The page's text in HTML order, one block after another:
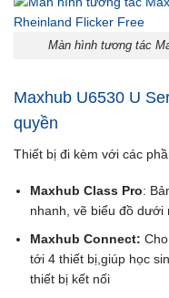
Màn hình tương tác
Maxhub U6530 U
quyền
Thiết bị đi kèm với các
Maxhub Class Pro:
nhanh, vẽ biểu đồ dưới
Maxhub Connect:
tới 4 thiết bị,giúp học
thiết bị kết nối